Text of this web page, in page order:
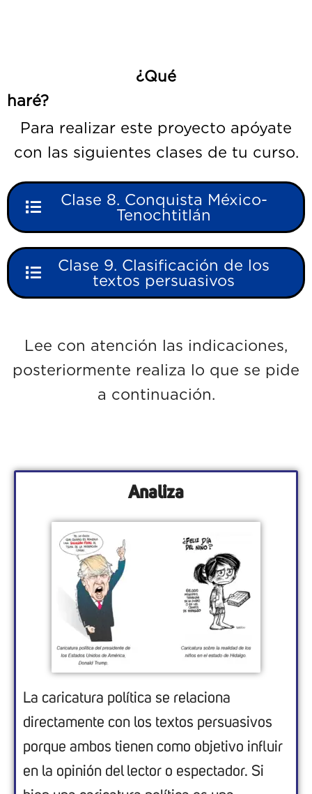
¿Qué
haré?
Para realizar este proyecto apóyate
con las siguientes clases de tu curso.
Clase 8. Conquista México-
Tenochtitlán
Clase 9. Clasificación de los
textos persuasivos
Lee con atención las indicaciones,
posteriormente realiza lo que se pide
a continuación.
Analiza
La caricatura política se relaciona
directamente con los textos persuasivos
porque ambos tienen como objetivo influir
en la opinión del lector o espectador. Si